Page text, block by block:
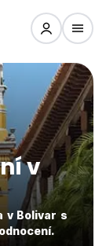
v
v Bolivar s